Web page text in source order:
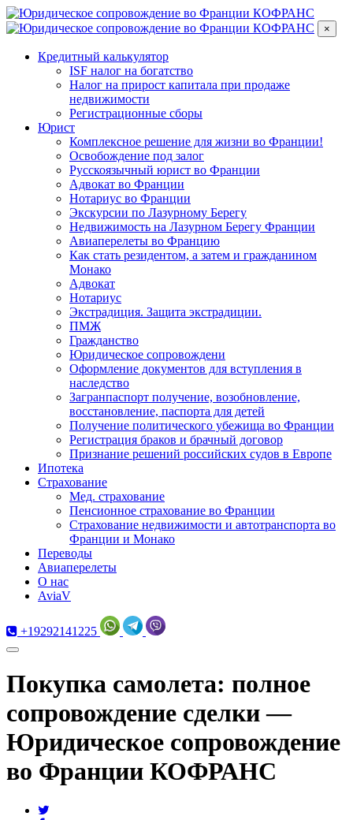
×
Кредитный калькулятор
ISF налог на богатство
Налог на прирост капитала при продаже
недвижимости
Регистрационные сборы
Юрист
Комплексное решение для жизни во Франции!
Освобождение под залог
Русскоязычный юрист во Франции
Адвокат во Франции
Нотариус во Франции
Экскурсии по Лазурному Берегу
Недвижимость на Лазурном Берегу Франции
Авиаперелеты во Францию
Как стать резидентом, а затем и гражданином
Монако
Адвокат
Нотариус
Экстрадиция. Защита экстрадиции.
ПМЖ
Гражданство
Юридическое сопровождени
Оформление документов для вступления в
наследство
Загранпаспорт получение, возобновление,
восстановление, паспорта для детей
Получение политического убежища во Франции
Регистрация браков и брачный договор
Признание решений российских судов в Европе
Ипотека
Страхование
Мед. страхование
Пенсионное страхование во Франции
Страхование недвижимости и автотранспорта во
Франции и Монако
Переводы
Авиаперелеты
О нас
AviaV
+19292141225
Покупка самолета: полное
сопровождение сделки —
Юридическое сопровождение
во Франции КОФРАНС